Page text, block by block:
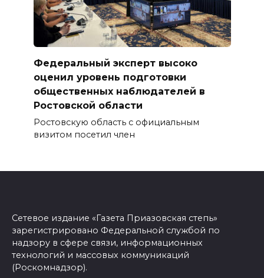
Федеральный эксперт высоко
оценил уровень подготовки
общественных наблюдателей в
Ростовской области
Ростовскую область с официальным
визитом посетил член
Сетевое издание «Газета Приазовская степь»
зарегистрировано Федеральной службой по
надзору в сфере связи, информационных
технологий и массовых коммуникаций
(Роскомнадзор).